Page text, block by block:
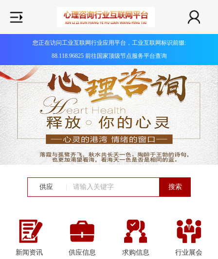
您正在访问工业互联网行业应用平台，工业互联网标识前缀:
88.118.96825 前往国家顶级节点服务平台查询
供应 搜索
新闻资讯 供应信息 求购信息 行业展会